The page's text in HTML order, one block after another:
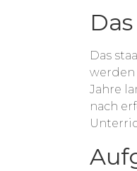
Das
werden
Jahre
nach